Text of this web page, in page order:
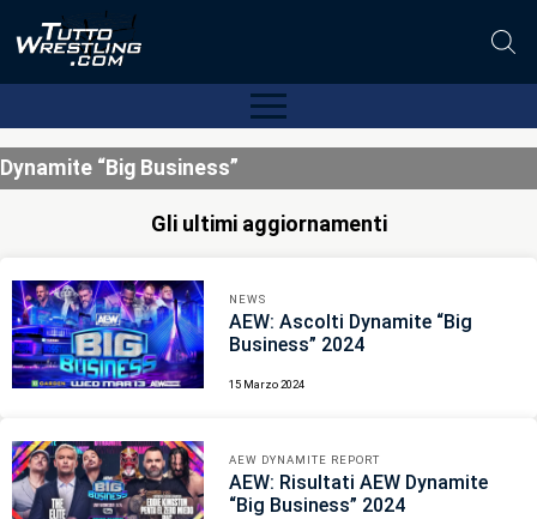
Dynamite “Big Business”
Gli ultimi aggiornamenti
NEWS
AEW: Ascolti Dynamite “Big
Business” 2024
15 Marzo 2024
AEW DYNAMITE REPORT
AEW: Risultati AEW Dynamite
“Big Business” 2024